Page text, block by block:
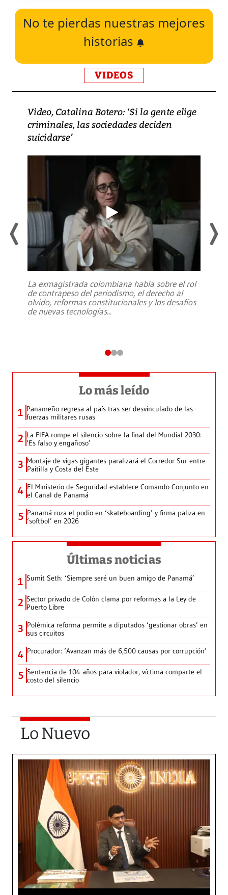
No te pierdas nuestras mejores
historias
VIDEOS
Video, Catalina Botero: ‘Si la gente elige
criminales, las sociedades deciden
suicidarse’
La exmagistrada colombiana habla sobre el rol
de contrapeso del periodismo, el derecho al
olvido, reformas constitucionales y los desafíos
de nuevas tecnologías...
Lo más leído
1 Panameño regresa al país tras ser desvinculado de las
fuerzas militares rusas
2 La FIFA rompe el silencio sobre la final del Mundial 2030:
‘Es falso y engañoso’
3 Montaje de vigas gigantes paralizará el Corredor Sur entre
Paitilla y Costa del Este
4 El Ministerio de Seguridad establece Comando Conjunto en
el Canal de Panamá
5 Panamá roza el podio en ‘skateboarding’ y firma paliza en
‘softbol’ en 2026
Últimas noticias
1 Sumit Seth: ‘Siempre seré un buen amigo de Panamá’
2 Sector privado de Colón clama por reformas a la Ley de
Puerto Libre
3 Polémica reforma permite a diputados ‘gestionar obras’ en
sus circuitos
4 Procurador: ‘Avanzan más de 6,500 causas por corrupción’
5 Sentencia de 104 años para violador, víctima comparte el
costo del silencio
Lo Nuevo